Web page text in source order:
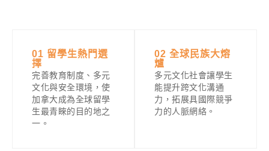
01 留學生熱門選
擇​
完善教育制度、多元
文化與安全環境，使
加拿大成為全球留學
生最青睞的目的地之
一。
02 全球民族大熔
爐
多元文化社會讓學生
能提升跨文化溝通
力，拓展具國際競爭
力的人脈網絡。